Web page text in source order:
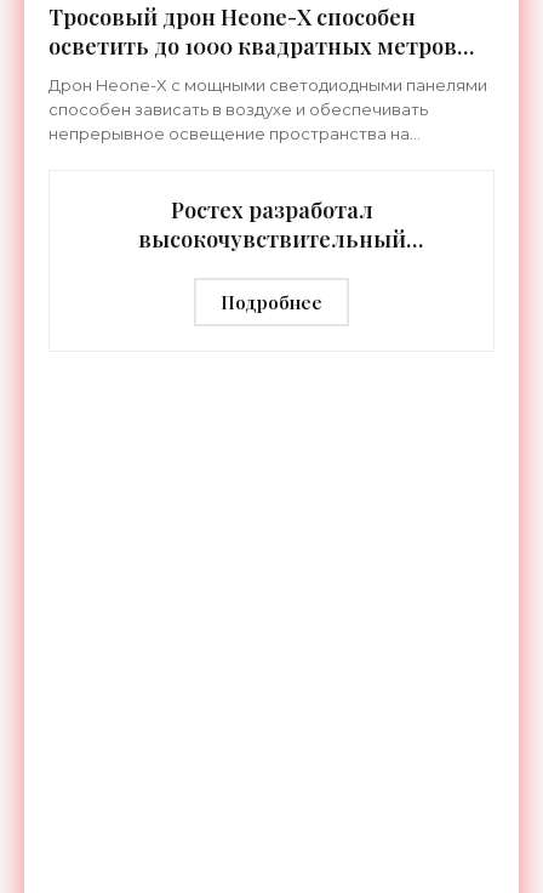
Тросовый дрон Heone-X способен
осветить до 1000 квадратных метров
земли - «Беспилотники»
Дрон Heone-X с мощными светодиодными панелями
способен зависать в воздухе и обеспечивать
непрерывное освещение пространства на
Ростех разработал
высокочувствительный
дальностью распознавания до 2 км
- «Гаджеты»
Подробнее